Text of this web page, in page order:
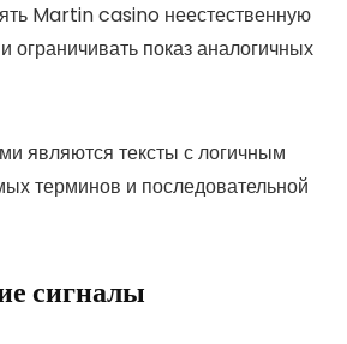
Martin casino неестественную
ограничивать показ аналогичных
являются тексты с логичным
терминов и последовательной
сигналы